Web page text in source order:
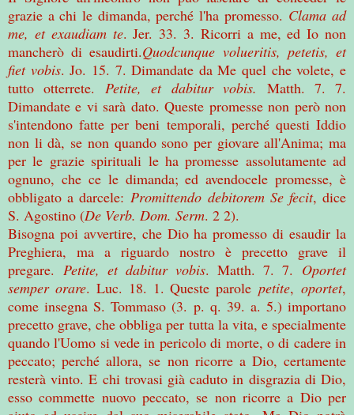
grazie a chi le dimanda, perché l'ha promesso. Clama ad
me, et exaudiam te. Jer. 33. 3. Ricorri a me, ed Io non
mancherò di esaudirti.Quodcunque volueritis, petetis, et
fiet vobis. Jo. 15. 7. Dimandate da Me quel che volete, e
tutto otterrete. Petite, et dabitur vobis. Matth. 7. 7.
Dimandate e vi sarà dato. Queste promesse non però non
s'intendono fatte per beni temporali, perché questi Iddio
non li dà, se non quando sono per giovare all'Anima; ma
per le grazie spirituali le ha promesse assolutamente ad
ognuno, che ce le dimanda; ed avendocele promesse, è
obbligato a darcele:Promittendo debitorem Se fecit, dice
S. Agostino (De Verb. Dom. Serm. 2 2).
Bisogna poi avvertire, che Dio ha promesso di esaudir la
Preghiera, ma a riguardo nostro è precetto grave il
pregare. Petite, et dabitur vobis. Matth. 7. 7. Oportet
semper orare. Luc. 18. 1. Queste parolepetite, oportet,
come insegna S. Tommaso (3. p. q. 39. a. 5.) importano
precetto grave, che obbliga per tutta la vita, e specialmente
quando l'Uomo si vede in pericolo di morte, o di cadere in
peccato; perché allora, se non ricorre a Dio, certamente
resterà vinto. E chi trovasi già caduto in disgrazia di Dio,
esso commette nuovo peccato, se non ricorre a Dio per